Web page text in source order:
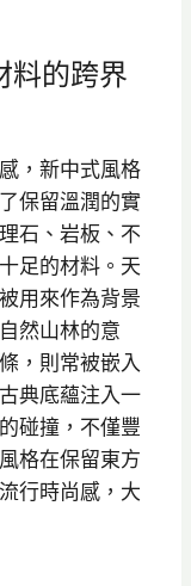
料的跨界
，新中式風格
保留溫潤的實
石、岩板、不
足的材料。天
用來作為背景
然山林的意
，則常被嵌入
典底蘊注入一
碰撞，不僅豐
格在保留東方
行時尚感，大